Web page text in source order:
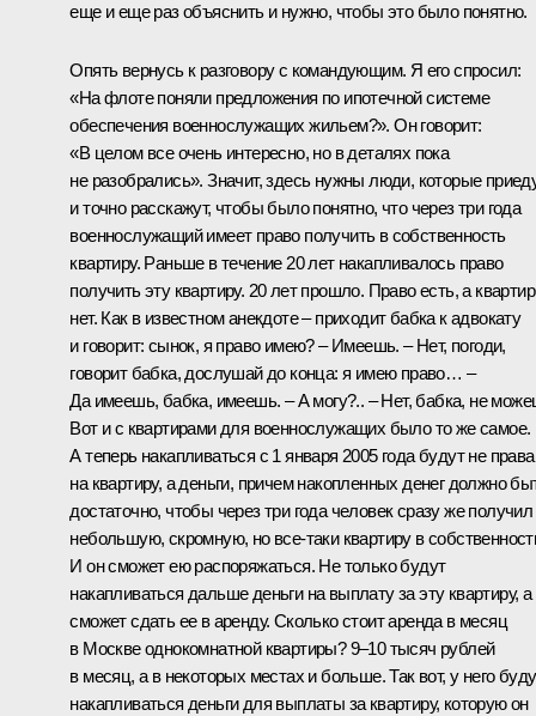
еще и еще раз объяснить и нужно, чтобы это было понятно.
Опять вернусь к разговору с командующим. Я его спросил:
«На флоте поняли предложения по ипотечной системе
обеспечения военнослужащих жильем?». Он говорит:
«В целом все очень интересно, но в деталях пока
не разобрались». Значит, здесь нужны люди, которые
и точно расскажут, чтобы было понятно, что через три года
военнослужащий имеет право получить в собственность
квартиру. Раньше в течение 20 лет накапливалось право
получить эту квартиру. 20 лет прошло. Право есть, а
нет. Как в известном анекдоте – приходит бабка к адвокату
и говорит: сынок, я право имею? – Имеешь. – Нет, погоди,
говорит бабка, дослушай до конца: я имею право… –
Да имеешь, бабка, имеешь. – А могу?.. – Нет, бабка, не
Вот и с квартирами для военнослужащих было то же самое.
А теперь накапливаться с 1 января 2005 года будут не права
на квартиру, а деньги, причем накопленных денег должно
достаточно, чтобы через три года человек сразу же получил
небольшую, скромную, но все‑таки квартиру в
И он сможет ею распоряжаться. Не только будут
накапливаться дальше деньги на выплату за эту квартиру, а
сможет сдать ее в аренду. Сколько стоит аренда в месяц
в Москве однокомнатной квартиры? 9–10 тысяч рублей
в месяц, а в некоторых местах и больше. Так вот, у него
накапливаться деньги для выплаты за квартиру, которую он